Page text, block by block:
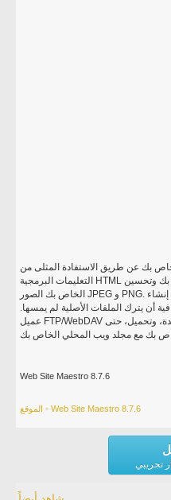
بك عن طريق الاستفادة المثلى من
التعليمات البرمجية HTML والبرامج النصية لصفحات ويب الخاصة بك وتحسين
الخاص بك الصور JPEG و PNG. يساعدك على الاحتفاظ بالتنظيم عن طريق إنشاء
أن يترك الملفات الأصلية لم يمسها.
عميل FTP/WebDAV متكامل يتيح الاستفادة المثلى من نقرة واحدة، وتحميل، حتى
Web Site Maestro 8.7.6
الموقع - Web Site Maestro 8.7.6